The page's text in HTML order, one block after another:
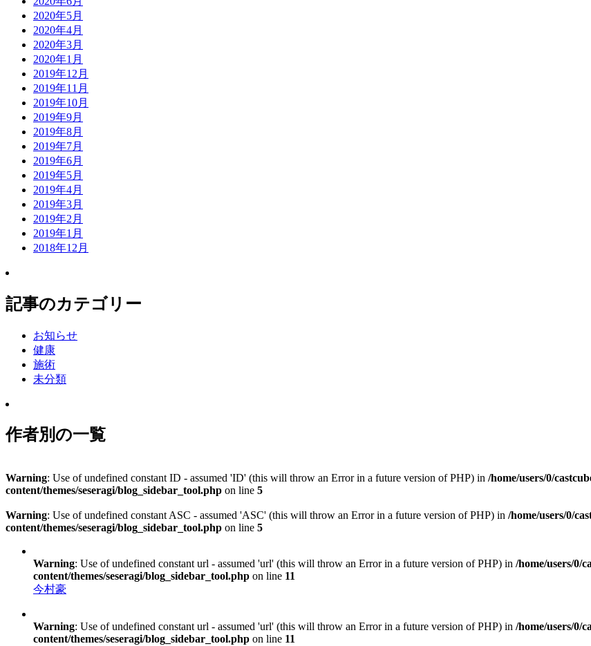
2020年5月
2020年4月
2020年3月
2020年1月
2019年12月
2019年11月
2019年10月
2019年9月
2019年8月
2019年7月
2019年6月
2019年5月
2019年4月
2019年3月
2019年2月
2019年1月
2018年12月
記事のカテゴリー
お知らせ
健康
施術
未分類
作者別の一覧
Warning: Use of undefined constant ID - assumed 'ID' (this will throw an Error in a future version of PHP) in /home/users/0/
content/themes/seseragi/blog_sidebar_tool.php on line 5
Warning: Use of undefined constant ASC - assumed 'ASC' (this will throw an Error in a future version of PHP) in /home/users/0/
content/themes/seseragi/blog_sidebar_tool.php on line 5
Warning: Use of undefined constant url - assumed 'url' (this will throw an Error in a future version of PHP) in /home/users/0/
content/themes/seseragi/blog_sidebar_tool.php on line 11
今村豪
Warning: Use of undefined constant url - assumed 'url' (this will throw an Error in a future version of PHP) in /home/users/0/
content/themes/seseragi/blog_sidebar_tool.php on line 11